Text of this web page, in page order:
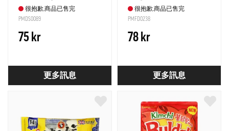
英国很抱歉,商品已售完
PMDS0089
75 kr
更多訊息
很抱歉,商品已售完
PMFD0238
78 kr
更多訊息